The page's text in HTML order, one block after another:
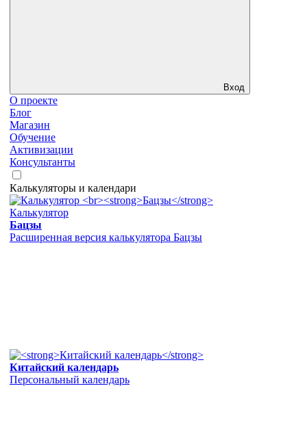
Вход
О проекте
Блог
Магазин
Обучение
Активизации
Консультанты
Калькуляторы и календари
Калькулятор
Бацзы
Расширенная версия калькулятора Бацзы
Китайский календарь
Персональный календарь